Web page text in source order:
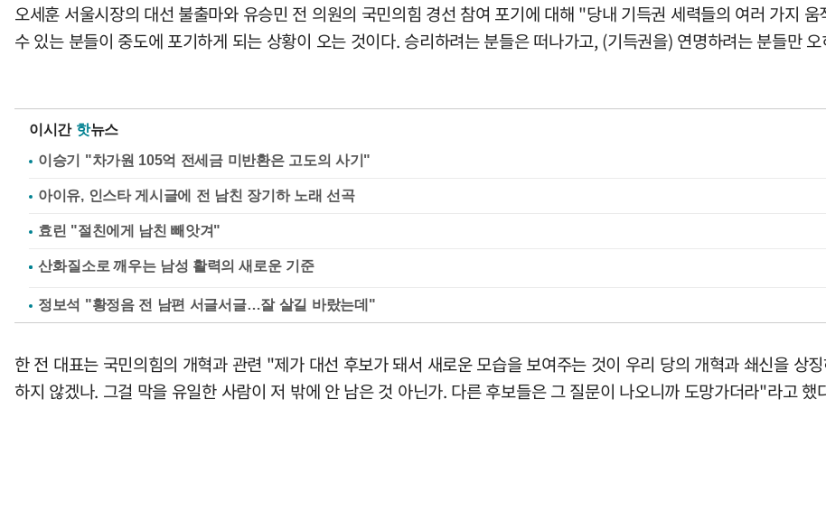
오세훈 서울시장의 대선 불출마와 유승민 전 의원의 국민의힘 경선 참여 포기에 대해 "당내 기득권 세력들의 여러 가지
수 있는 분들이 중도에 포기하게 되는 상황이 오는 것이다. 승리하려는 분들은 떠나가고, (기득권을) 연명하려는 분들만
이시간 핫뉴스
이승기 "차가원 105억 전세금 미반환은 고도의 사기"
아이유, 인스타 게시글에 전 남친 장기하 노래 선곡
효린 "절친에게 남친 빼앗겨"
정보석 "황정음 전 남편 서글서글…잘 살길 바랐는데"
한 전 대표는 국민의힘의 개혁과 관련 "제가 대선 후보가 돼서 새로운 모습을 보여주는 것이 우리 당의 개혁과 쇄신을
하지 않겠나. 그걸 막을 유일한 사람이 저 밖에 안 남은 것 아닌가. 다른 후보들은 그 질문이 나오니까 도망가더라"라고 했